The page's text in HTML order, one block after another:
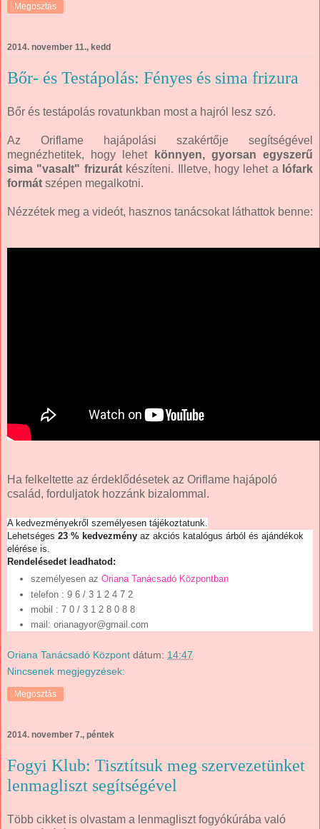
Megosztás
2014. november 11., kedd
Bőr- és Testápolás: Fényes és sima frizura
Bőr és testápolás rovatunkban most a hajról lesz szó.
Az Oriflame hajápolási szakértője segítségével
megnézhetitek, hogy lehet
könnyen, gyorsan egyszerű
sima "vasalt" frizurátkészíteni. Illetve, hogy lehet a lófark
formát szépen megalkotni.
Nézzétek meg a videót, hasznos tanácsokat láthattok benne:
Ha felkeltette az érdeklődésetek az Oriflame hajápoló
család, forduljatok hozzánk bizalommal.
A kedvezményekről személyesen tájékoztatunk.
Lehetséges 23 % kedvezmény az akciós katalógus árból és ajándékok
elérése is.
Rendelésedet leadhatod:
személyesen az Oriana Tanácsadó Központban
telefon : 9 6 / 3 1 2 4 7 2
mobil : 7 0 / 3 1 2 8 0 8 8
mail: orianagyor@gmail.com
Oriana Tanácsadó Központ dátum: 14:47
Nincsenek megjegyzések:
Megosztás
2014. november 7., péntek
Fogyi Klub: Tisztítsuk meg szervezetünket
lenmagliszt segítségével
Több cikket is olvastam a lenmagliszt fogyókúrába való